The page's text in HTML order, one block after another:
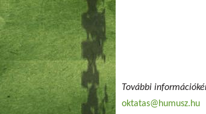
További
oktatas@humusz.hu